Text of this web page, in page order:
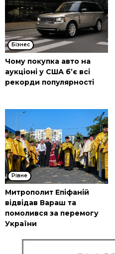
Бізнес
Чому покупка авто на
аукціоні у США б’є всі
рекорди популярності
Рівне
Митрополит Епіфаній
відвідав Вараш та
помолився за перемогу
України